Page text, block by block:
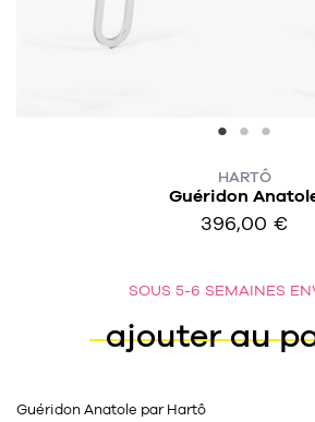
florale132
Bac
Plante
chaises et
meubles de
Accessoires
lampes à poser
Lampadaire
Lampes de table
accessoires17
Ampoule
Plat
Plateau
textile6
papeterie
Agenda
Masking tape
accessoires
Parapluie
Divers
Petite maroquinerie
HARTÔ
Guéridon
SOUS 5-6 SEMAINES
396,00 €
ajouter au
Guéridon Anatole par Hartô